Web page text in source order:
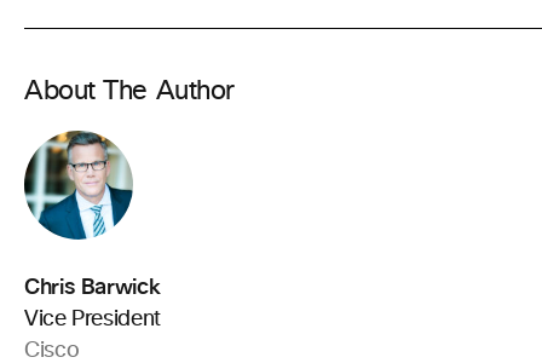
About The Author
Chris Barwick
Vice President
Cisco